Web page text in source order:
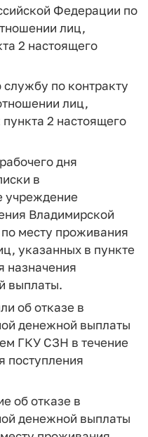
Федерации по
лиц,
2 настоящего
по контракту
лиц,
2 настоящего
дня
в
учреждение
Владимирской
месту проживания
указанных в пункте
назначения
выплаты.
об отказе в
денежной выплаты
ГКУ СЗН в течение
поступления
об отказе в
денежной выплаты